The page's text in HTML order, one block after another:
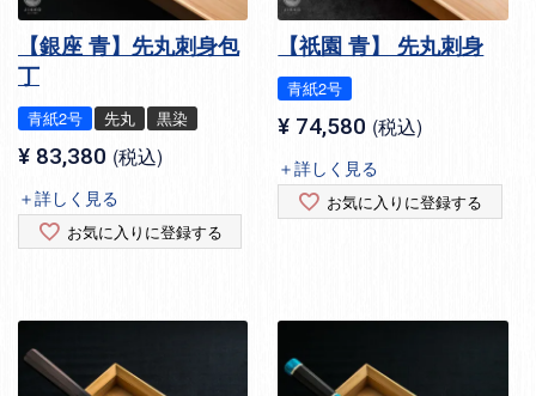
【銀座 青】先丸刺身包
丁
青紙2号 先丸 黒染
¥ 83,380 税込
＋詳しく見る
お気に入りに登録する
【祇園 青】 先丸刺身
青紙2号
¥ 74,580 税込
＋詳しく見る
お気に入りに登録する